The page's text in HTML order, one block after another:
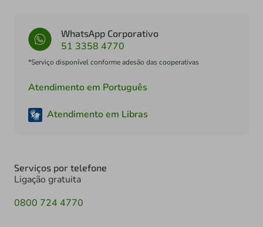
WhatsApp Corporativo
51 3358 4770
*Serviço disponível conforme adesão das cooperativas
Atendimento em Português
Atendimento em Libras
Serviços por telefone
Ligação gratuita
0800 724 4770